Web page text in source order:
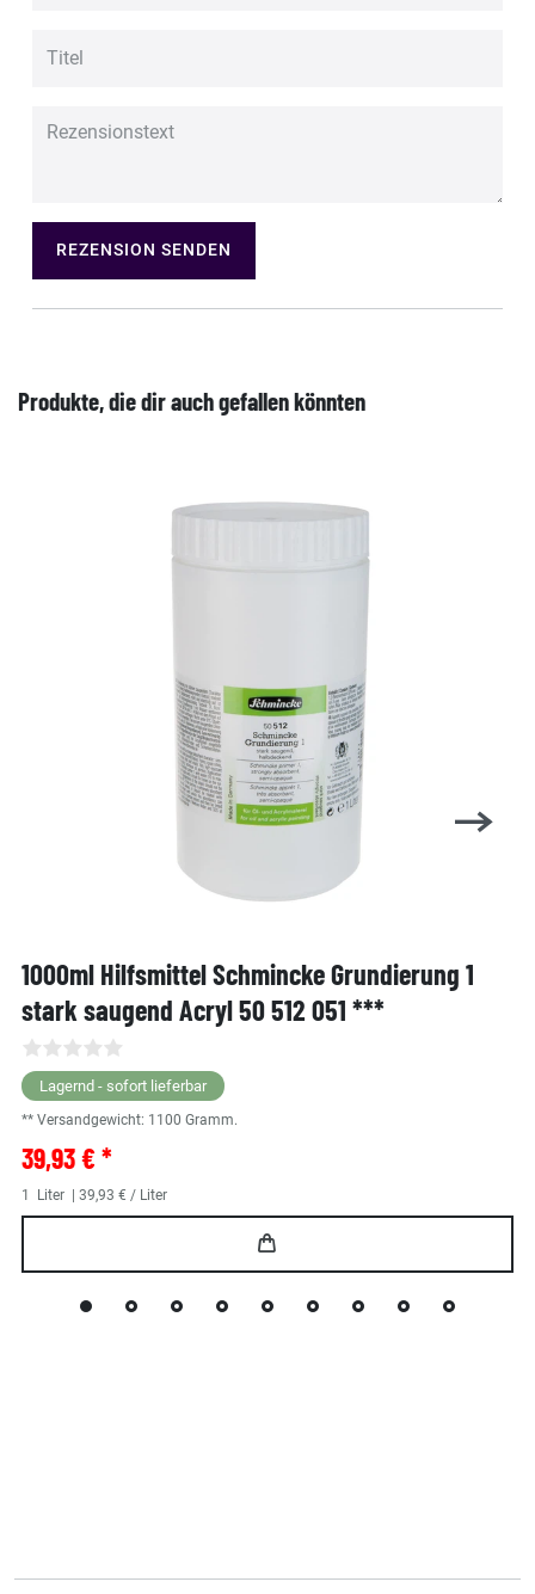
REZENSION SENDEN
Produkte, die dir auch gefallen könnten
1000ml Hilfsmittel Schmincke Grundierung 1
stark saugend Acryl 50 512 051 ***
Lagernd - sofort lieferbar
** Versandgewicht: 1100 Gramm.
39,93 € *
1 Liter | 39,93 € / Liter